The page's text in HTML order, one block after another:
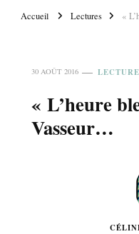
Accueil Lectures «
30 AOÛT 2016
« L’heure
Vasseur…